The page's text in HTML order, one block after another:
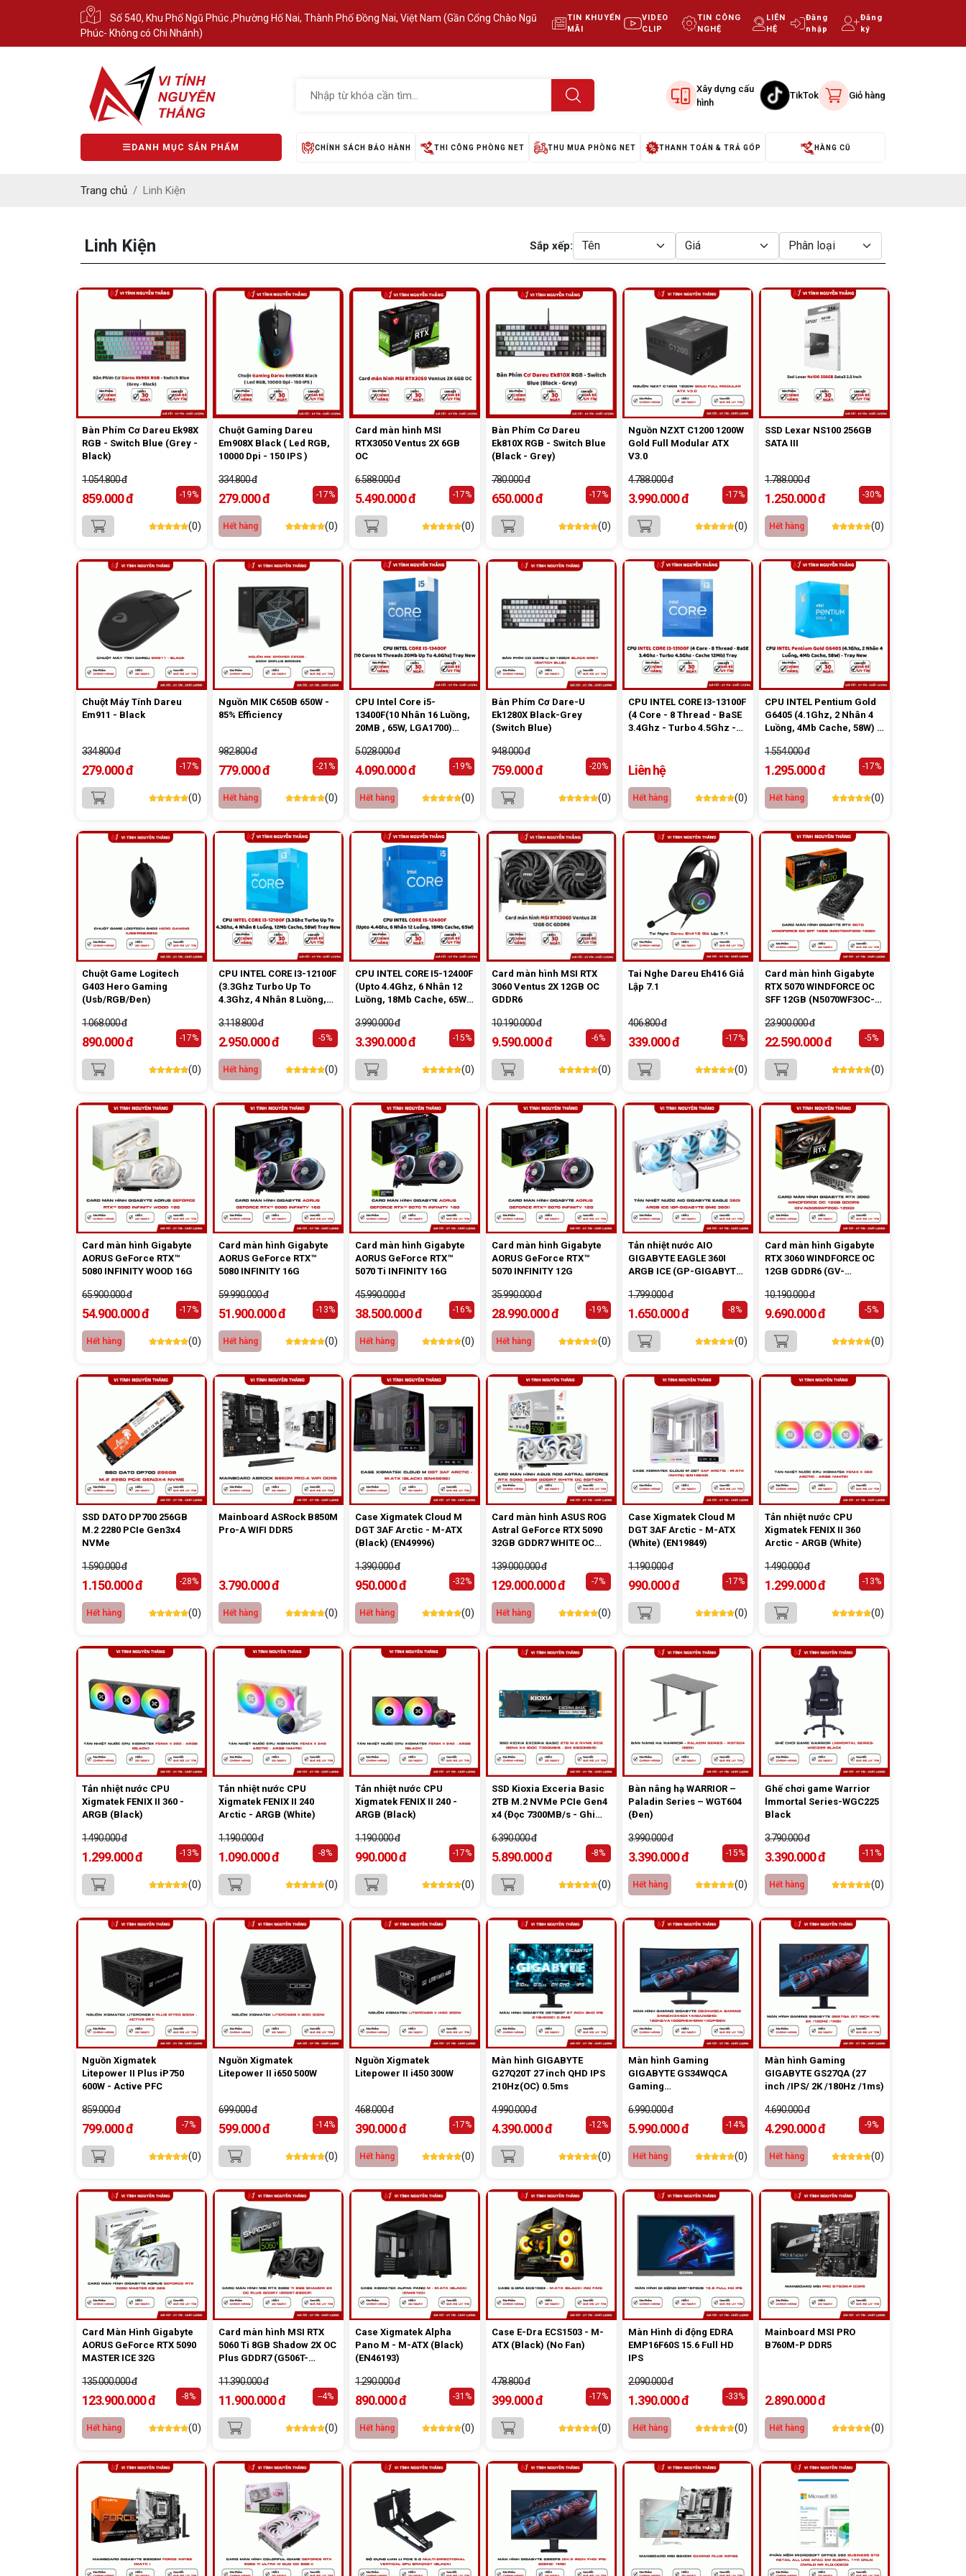
Số 540, Khu Phố Ngũ Phúc ,Phường Hố Nai, Thành Phố Đồng Nai, Việt Nam (Gần Cổng Chào Ngũ
Phúc- Không có Chi Nhánh)
TIN KHUYẾN
MÃI
VIDEO
CLIP
TIN CÔNG
NGHỆ
LIÊN
HỆ
Đăng
nhập
Đăng
ký
Xây dựng cấu
hình
TikTok Giỏ hàng
DANH MỤC SẢN PHẨM CHÍNH SÁCH BẢO HÀNH THI CÔNG PHÒNG NET THU MUA PHÒNG NET THANH TOÁN & TRẢ GÓP HÀNG CŨ
Trang chủ Linh Kiện
Linh Kiện Sắp xếp:
Bàn Phím Cơ Dareu Ek98X
RGB - Switch Blue (Grey -
Black)
1.054.800 đ
859.000 đ -19%
(0)
Chuột Gaming Dareu
Em908X Black ( Led RGB,
10000 Dpi - 150 IPS )
334.800 đ
279.000 đ -17%
Hết hàng (0)
Card màn hình MSI
RTX3050 Ventus 2X 6GB
OC
6.588.000 đ
5.490.000 đ -17%
(0)
Bàn Phím Cơ Dareu
Ek810X RGB - Switch Blue
(Black - Grey)
780.000 đ
650.000 đ -17%
(0)
Nguồn NZXT C1200 1200W
Gold Full Modular ATX
V3.0
4.788.000 đ
3.990.000 đ -17%
(0)
SSD Lexar NS100 256GB
SATA III
1.788.000 đ
1.250.000 đ -30%
Hết hàng (0)
Chuột Máy Tính Dareu
Em911 - Black
334.800 đ
279.000 đ -17%
(0)
Nguồn MIK C650B 650W -
85% Efficiency
982.800 đ
779.000 đ -21%
Hết hàng (0)
CPU Intel Core i5-
13400F(10 Nhân 16 Luồng,
20MB , 65W, LGA1700)
5.028.000 đ
4.090.000 đ -19%
Hết hàng (0)
Bàn Phím Cơ Dare-U
Ek1280X Black-Grey
(Switch Blue)
948.000 đ
759.000 đ -20%
(0)
CPU INTEL CORE I3-13100F
(4 Core - 8 Thread - BaSE
3.4Ghz - Turbo 4.5Ghz -
Liên hệ
Hết hàng (0)
CPU INTEL Pentium Gold
G6405 (4.1Ghz, 2 Nhân 4
Luồng, 4Mb Cache, 58W) -
1.554.000 đ
1.295.000 đ -17%
Hết hàng (0)
Chuột Game Logitech
G403 Hero Gaming
(Usb/RGB/Đen)
1.068.000 đ
890.000 đ -17%
(0)
CPU INTEL CORE I3-12100F
(3.3Ghz Turbo Up To
4.3Ghz, 4 Nhân 8 Luồng,
New
3.118.800 đ
2.950.000 đ -5%
Hết hàng (0)
CPU INTEL CORE I5-12400F
(Upto 4.4Ghz, 6 Nhân 12
Luồng, 18Mb Cache, 65W)
3.990.000 đ
3.390.000 đ -15%
(0)
Card màn hình MSI RTX
3060 Ventus 2X 12GB OC
GDDR6
10.190.000 đ
9.590.000 đ -6%
(0)
Tai Nghe Dareu Eh416 Giả
Lập 7.1
406.800 đ
339.000 đ -17%
(0)
Card màn hình Gigabyte
RTX 5070 WINDFORCE OC
SFF 12GB (N5070WF3OC-
23.900.000 đ
22.590.000 đ -5%
(0)
Card màn hình Gigabyte
AORUS GeForce RTX™
5080 INFINITY WOOD 16G
65.900.000 đ
54.900.000 đ -17%
Hết hàng (0)
Card màn hình Gigabyte
AORUS GeForce RTX™
5080 INFINITY 16G
59.990.000 đ
51.900.000 đ -13%
Hết hàng (0)
Card màn hình Gigabyte
AORUS GeForce RTX™
5070 Ti INFINITY 16G
45.990.000 đ
38.500.000 đ -16%
Hết hàng (0)
Card màn hình Gigabyte
AORUS GeForce RTX™
5070 INFINITY 12G
35.990.000 đ
28.990.000 đ -19%
Hết hàng (0)
Tản nhiệt nước AIO
GIGABYTE EAGLE 360I
ARGB ICE (GP-GIGABYTE
1.799.000 đ
1.650.000 đ -8%
(0)
Card màn hình Gigabyte
RTX 3060 WINDFORCE OC
12GB GDDR6 (GV-
10.190.000 đ
9.690.000 đ -5%
(0)
SSD DATO DP700 256GB
M.2 2280 PCIe Gen3x4
NVMe
1.590.000 đ
1.150.000 đ -28%
Hết hàng (0)
Mainboard ASRock B850M
Pro-A WIFI DDR5
3.790.000 đ
Hết hàng (0)
Case Xigmatek Cloud M
DGT 3AF Arctic - M-ATX
(Black) (EN49996)
1.390.000 đ
950.000 đ -32%
Hết hàng (0)
Card màn hình ASUS ROG
Astral GeForce RTX 5090
32GB GDDR7 WHITE OC
139.000.000 đ
129.000.000 đ -7%
Hết hàng (0)
Case Xigmatek Cloud M
DGT 3AF Arctic - M-ATX
(White) (EN19849)
1.190.000 đ
990.000 đ -17%
(0)
Tản nhiệt nước CPU
Xigmatek FENIX II 360
Arctic - ARGB (White)
1.490.000 đ
1.299.000 đ -13%
(0)
Tản nhiệt nước CPU
Xigmatek FENIX II 360 -
ARGB (Black)
1.490.000 đ
1.299.000 đ -13%
(0)
Tản nhiệt nước CPU
Xigmatek FENIX II 240
Arctic - ARGB (White)
1.190.000 đ
1.090.000 đ -8%
(0)
Tản nhiệt nước CPU
Xigmatek FENIX II 240 -
ARGB (Black)
1.190.000 đ
990.000 đ -17%
(0)
SSD Kioxia Exceria Basic
2TB M.2 NVMe PCIe Gen4
x4 (Đọc 7300MB/s - Ghi
6.390.000 đ
5.890.000 đ -8%
(0)
Bàn nâng hạ WARRIOR –
Paladin Series – WGT604
(Đen)
3.990.000 đ
3.390.000 đ -15%
Hết hàng (0)
Ghế chơi game Warrior
lmmortal Series-WGC225
Black
3.790.000 đ
3.390.000 đ -11%
Hết hàng (0)
Nguồn Xigmatek
Litepower II Plus iP750
600W - Active PFC
859.000 đ
799.000 đ -7%
(0)
Nguồn Xigmatek
Litepower II i650 500W
699.000 đ
599.000 đ -14%
(0)
Nguồn Xigmatek
Litepower II i450 300W
468.000 đ
390.000 đ -17%
Hết hàng (0)
Màn hình GIGABYTE
G27Q20T 27 inch QHD IPS
210Hz(OC) 0.5ms
4.990.000 đ
4.390.000 đ -12%
(0)
Màn hình Gaming
GIGABYTE GS34WQCA
Gaming
120Hz/VA1500R/2xHDMI/1xDP/
ĐEN
6.990.000 đ
5.990.000 đ -14%
Hết hàng (0)
Màn hình Gaming
GIGABYTE GS27QA (27
inch /IPS/ 2K /180Hz /1ms)
4.690.000 đ
4.290.000 đ -9%
Hết hàng (0)
Card Màn Hình Gigabyte
AORUS GeForce RTX 5090
MASTER ICE 32G
135.000.000 đ
123.900.000 đ -8%
Hết hàng (0)
Card màn hình MSI RTX
5060 Ti 8GB Shadow 2X OC
Plus GDDR7 (G506T-
11.390.000 đ
11.900.000 đ --4%
(0)
Case Xigmatek Alpha
Pano M - M-ATX (Black)
(EN46193)
1.290.000 đ
890.000 đ -31%
Hết hàng (0)
Case E-Dra ECS1503 - M-
ATX (Black) (No Fan)
478.800 đ
399.000 đ -17%
(0)
Màn Hình di động EDRA
EMP16F60S 15.6 Full HD
IPS
2.090.000 đ
1.390.000 đ -33%
Hết hàng (0)
Mainboard MSI PRO
B760M-P DDR5
2.890.000 đ
Hết hàng (0)